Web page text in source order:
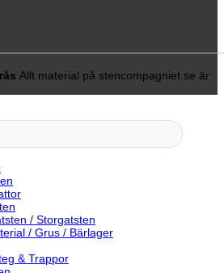
Allt material på stencompagniet.se är
/ Storgatsten
/ Grus / Bärlager
& Trappor